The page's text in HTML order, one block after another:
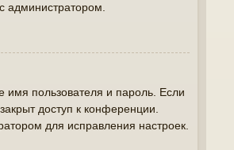
администратором.
имя пользователя и пароль. Если
доступ к конференции.
для исправления настроек.